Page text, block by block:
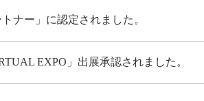
ナー」に認定されました。
EXPO」出展承認されました。